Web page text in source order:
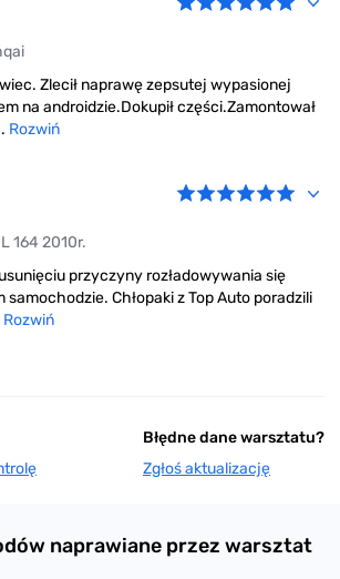
Zlecił naprawę zepsutej wypasionej
na androidzie.Dokupił części.Zamontował
Rozwiń
164 2010r.
przyczyny rozładowywania się
Chłopaki z Top Auto poradzili
Rozwiń
Błędne dane warsztatu?
Zgłoś aktualizację
naprawiane przez warsztat